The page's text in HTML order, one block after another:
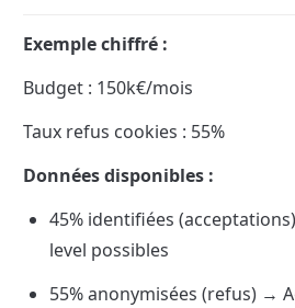
Exemple chiffré :
Budget : 150k€/mois
Taux refus cookies : 55%
Données disponibles :
45% identifiées
level possibles
55% anonymisées (refus) →